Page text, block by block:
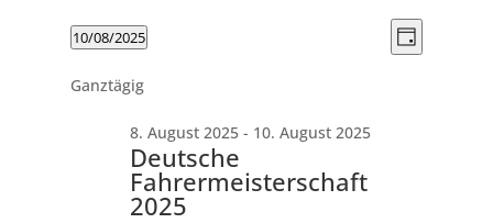
Veranstaltungen
für
10.
August
2025
Tag
10/08/2025
wählen.
Ganztägig
Deutsche
Fahrermeisterschaft
2025
8. August 2025 - 10. August 2025